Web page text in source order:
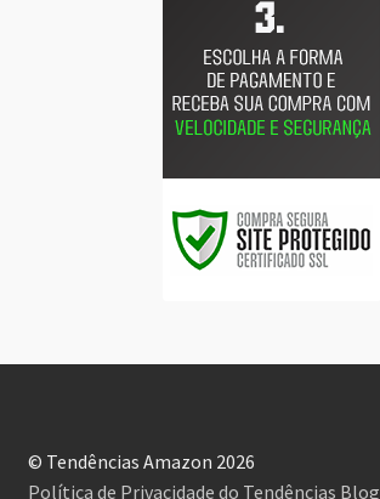
© Tendências Amazon 2026
Política de Privacidade do Tendências Blog